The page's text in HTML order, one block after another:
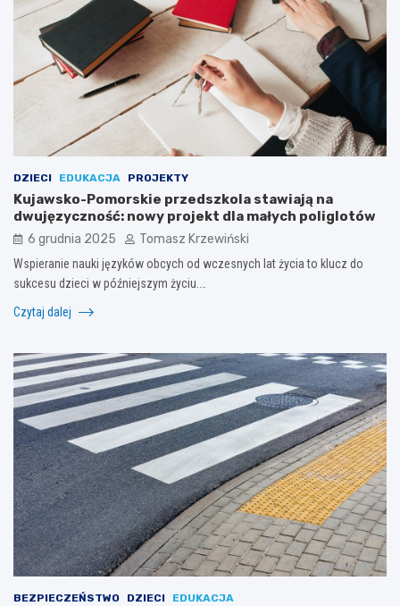
DZIECI EDUKACJA PROJEKTY
Kujawsko-Pomorskie przedszkola stawiają na
dwujęzyczność: nowy projekt dla małych poliglotów
6 grudnia 2025 Tomasz Krzewiński
Wspieranie nauki języków obcych od wczesnych lat życia to klucz do
sukcesu dzieci w późniejszym życiu.…
Czytaj dalej
BEZPIECZEŃSTWO DZIECI EDUKACJA